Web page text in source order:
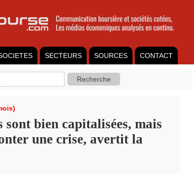
SECTEURS SOURCES CONTACT
sont bien capitalisées, mais
une crise, avertit la